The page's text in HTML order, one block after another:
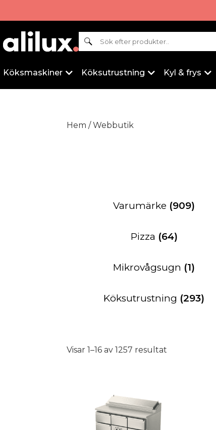
Sök
Köksmaskiner Köksutrustning Kyl & frys
Hem / Webbutik
Varumärke (909)
Pizza (64)
Mikrovågsugn (1)
Köksutrustning (293)
Visar 1–16 av 1257 resultat